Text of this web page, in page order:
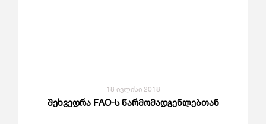
18 ივლისი 2018
შეხვედრა FAO-ს წარმომადგენლებთან